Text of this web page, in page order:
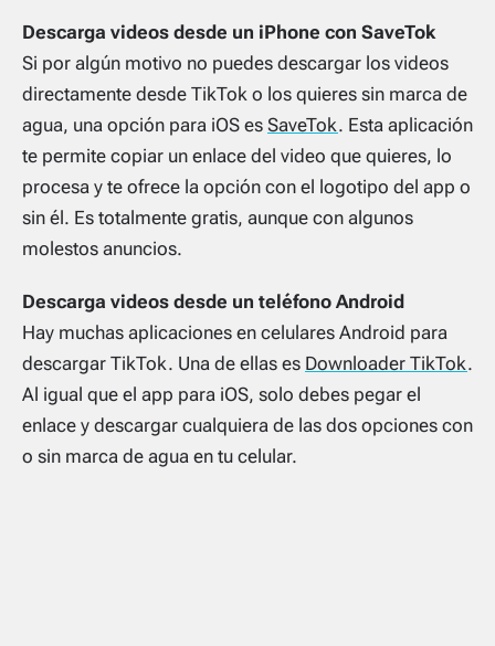
Descarga videos desde un iPhone con SaveTok
Si por algún motivo no puedes descargar los videos
directamente desde TikTok o los quieres sin marca de
agua, una opción para iOS es SaveTok. Esta aplicación
te permite copiar un enlace del video que quieres, lo
procesa y te ofrece la opción con el logotipo del app o
sin él. Es totalmente gratis, aunque con algunos
molestos anuncios.
Descarga videos desde un teléfono Android
Hay muchas aplicaciones en celulares Android para
descargar TikTok. Una de ellas es Downloader TikTok.
Al igual que el app para iOS, solo debes pegar el
enlace y descargar cualquiera de las dos opciones con
o sin marca de agua en tu celular.